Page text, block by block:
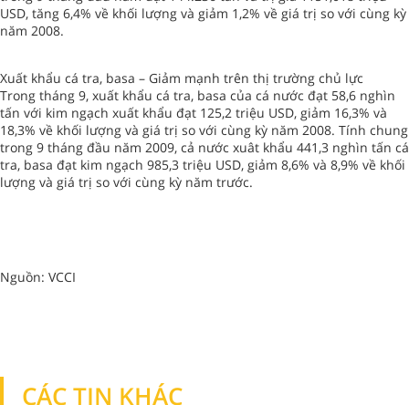
USD, tăng 6,4% về khối lượng và giảm 1,2% về giá trị so với cùng kỳ
năm 2008.
Xuất khẩu cá tra, basa – Giảm mạnh trên thị trường chủ lực
Trong tháng 9, xuất khẩu cá tra, basa của cá nước đạt 58,6 nghìn
tấn với kim ngạch xuất khẩu đạt 125,2 triệu USD, giảm 16,3% và
18,3% về khối lượng và giá trị so với cùng kỳ năm 2008. Tính chung
trong 9 tháng đầu năm 2009, cả nước xuât khẩu 441,3 nghìn tấn cá
tra, basa đạt kim ngạch 985,3 triệu USD, giảm 8,6% và 8,9% về khối
lượng và giá trị so với cùng kỳ năm trước.
Nguồn: VCCI
CÁC TIN KHÁC